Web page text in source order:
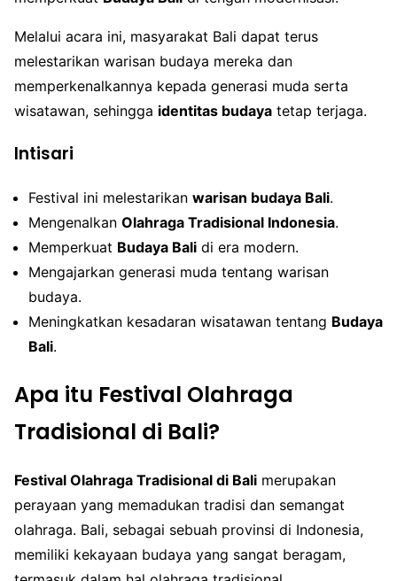
Melalui acara ini, masyarakat Bali dapat terus
melestarikan warisan budaya mereka dan
memperkenalkannya kepada generasi muda serta
wisatawan, sehingga identitas budaya tetap terjaga.
Intisari
Festival ini melestarikan warisan budaya Bali.
Mengenalkan Olahraga Tradisional Indonesia.
Memperkuat Budaya Bali di era modern.
Mengajarkan generasi muda tentang warisan
budaya.
Meningkatkan kesadaran wisatawan tentang Budaya
Bali.
Apa itu Festival Olahraga
Tradisional di Bali?
Festival Olahraga Tradisional di Bali merupakan
perayaan yang memadukan tradisi dan semangat
olahraga. Bali, sebagai sebuah provinsi di Indonesia,
memiliki kekayaan budaya yang sangat beragam,